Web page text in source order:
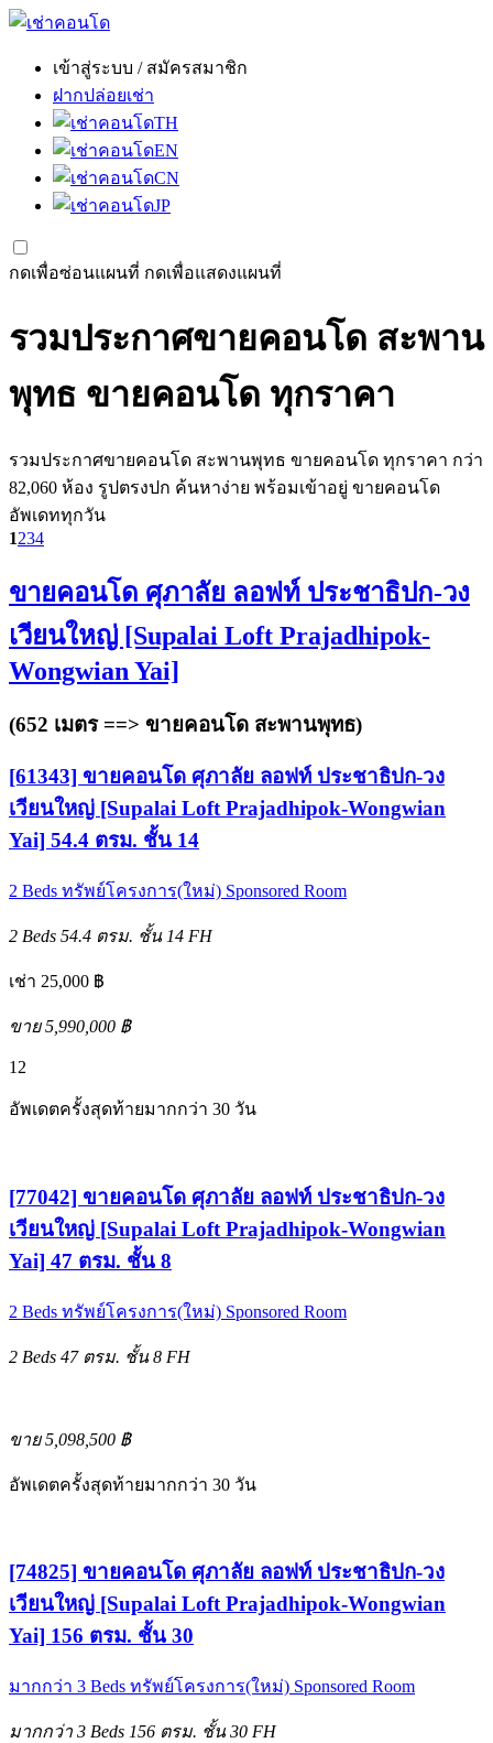
เข้าสู่ระบบ / สมัครสมาชิก
ฝากปล่อยเช่า
TH
EN
CN
JP
กดเพื่อซ่อนแผนที่ กดเพื่อแสดงแผนที่
รวมประกาศขายคอนโด สะพาน
พุทธ ขายคอนโด ทุกราคา
รวมประกาศขายคอนโด สะพานพุทธ ขายคอนโด ทุกราคา กว่า
82,060 ห้อง รูปตรงปก ค้นหาง่าย พร้อมเข้าอยู่ ขายคอนโด
อัพเดททุกวัน
1234
ขายคอนโด ศุภาลัย ลอฟท์ ประชาธิปก-วง
เวียนใหญ่ [Supalai Loft Prajadhipok-
Wongwian Yai]
(652 เมตร ==> ขายคอนโด สะพานพุทธ)
[61343] ขายคอนโด ศุภาลัย ลอฟท์ ประชาธิปก-วง
เวียนใหญ่ [Supalai Loft Prajadhipok-Wongwian
Yai] 54.4 ตรม. ชั้น 14
2 Beds ทรัพย์โครงการ(ใหม่) Sponsored Room
2 Beds 54.4 ตรม. ชั้น 14 FH
เช่า 25,000 ฿
ขาย 5,990,000 ฿
12
อัพเดตครั้งสุดท้ายมากกว่า 30 วัน
[77042] ขายคอนโด ศุภาลัย ลอฟท์ ประชาธิปก-วง
เวียนใหญ่ [Supalai Loft Prajadhipok-Wongwian
Yai] 47 ตรม. ชั้น 8
2 Beds ทรัพย์โครงการ(ใหม่) Sponsored Room
2 Beds 47 ตรม. ชั้น 8 FH
ขาย 5,098,500 ฿
อัพเดตครั้งสุดท้ายมากกว่า 30 วัน
[74825] ขายคอนโด ศุภาลัย ลอฟท์ ประชาธิปก-วง
เวียนใหญ่ [Supalai Loft Prajadhipok-Wongwian
Yai] 156 ตรม. ชั้น 30
มากกว่า 3 Beds ทรัพย์โครงการ(ใหม่) Sponsored Room
มากกว่า 3 Beds 156 ตรม. ชั้น 30 FH